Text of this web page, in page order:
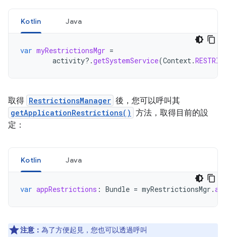
Kotlin Java
var myRestrictionsMgr =
activity?.getSystemService(Context.
取得 RestrictionsManager 後，您可以呼叫其
getApplicationRestrictions() 方法，取得目前的設
定：
Kotlin Java
var appRestrictions : Bundle = myRestrictionsMgr .
注意： 為了方便起見，您也可以透過呼叫